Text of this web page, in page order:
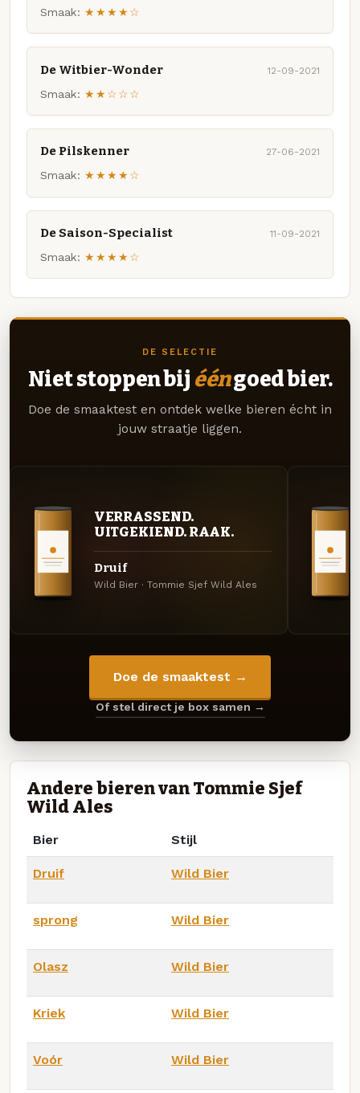
Smaak: ★★★★☆
De Witbier-Wonder 12-09-2021
Smaak: ★★☆☆☆
De Pilskenner 27-06-2021
Smaak: ★★★★☆
De Saison-Specialist 11-09-2021
Smaak: ★★★★☆
DE SELECTIE
Niet stoppen bij ééngoed bier.
Doe de smaaktest en ontdek welke bieren écht in
jouw straatje liggen.
VERRASSEND.
UITGEKIEND. RAAK.
Druif
Wild Bier · Tommie Sjef Wild Ales
Doe de smaaktest →
Of stel direct je box samen →
Andere bieren van Tommie Sjef
Wild Ales
Bier Stijl
Druif Wild Bier
sprong Wild Bier
Olasz Wild Bier
Kriek Wild Bier
Voór Wild Bier